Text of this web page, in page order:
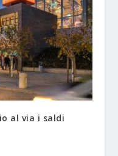
al via i saldi